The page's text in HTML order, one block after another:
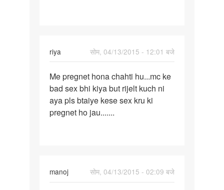
riya
सोम, 04/13/2015 - 12:01 बजे
Me
pregnet
hona
chahti
Me pregnet hona chahti hu...mc ke
bad sex bhi kiya but rijelt kuch ni
aya pls btaiye kese sex kru ki
pregnet ho jau.......
manoj
सोम, 04/13/2015 - 02:09 बजे